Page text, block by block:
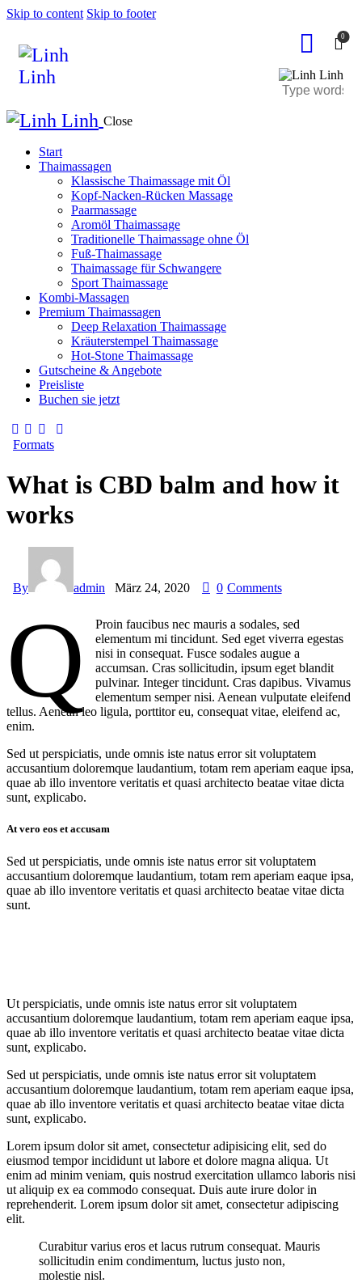
Skip to content Skip to footer
0
Close
Start
Thaimassagen
Klassische Thaimassage mit Öl
Kopf-Nacken-Rücken Massage
Paarmassage
Aromöl Thaimassage
Traditionelle Thaimassage ohne Öl
Fuß-Thaimassage
Thaimassage für Schwangere
Sport Thaimassage
Kombi-Massagen
Premium Thaimassagen
Deep Relaxation Thaimassage
Kräuterstempel Thaimassage
Hot-Stone Thaimassage
Gutscheine & Angebote
Preisliste
Buchen sie jetzt
Formats
What is CBD balm and how it
works
By admin März 24, 2020 0 Comments
q
Proin faucibus nec mauris a sodales, sed
elementum mi tincidunt. Sed eget viverra egestas
nisi in consequat. Fusce sodales augue a
accumsan. Cras sollicitudin, ipsum eget blandit
pulvinar. Integer tincidunt. Cras dapibus. Vivamus
elementum semper nisi. Aenean vulputate eleifend
tellus. Aenean leo ligula, porttitor eu, consequat vitae, eleifend ac,
enim.
Sed ut perspiciatis, unde omnis iste natus error sit voluptatem
accusantium doloremque laudantium, totam rem aperiam eaque ipsa,
quae ab illo inventore veritatis et quasi architecto beatae vitae dicta
sunt, explicabo.
At vero eos et accusam
Sed ut perspiciatis, unde omnis iste natus error sit voluptatem
accusantium doloremque laudantium, totam rem aperiam eaque ipsa,
quae ab illo inventore veritatis et quasi architecto beatae vitae dicta
sunt.
Ut perspiciatis, unde omnis iste natus error sit voluptatem
accusantium doloremque laudantium, totam rem aperiam eaque ipsa,
quae ab illo inventore veritatis et quasi architecto beatae vitae dicta
sunt, explicabo.
Sed ut perspiciatis, unde omnis iste natus error sit voluptatem
accusantium doloremque laudantium, totam rem aperiam eaque ipsa,
quae ab illo inventore veritatis et quasi architecto beatae vitae dicta
sunt, explicabo.
Lorem ipsum dolor sit amet, consectetur adipisicing elit, sed do
eiusmod tempor incididunt ut labore et dolore magna aliqua. Ut
enim ad minim veniam, quis nostrud exercitation ullamco laboris nisi
ut aliquip ex ea commodo consequat. Duis aute irure dolor in
reprehenderit. Lorem ipsum dolor sit amet, consectetur adipiscing
elit.
Curabitur varius eros et lacus rutrum consequat. Mauris
sollicitudin enim condimentum, luctus justo non,
molestie nisl.